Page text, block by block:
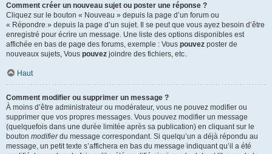
Comment créer un nouveau sujet ou poster une réponse ?
Cliquez sur le bouton « Nouveau » depuis la page d’un forum ou
« Répondre » depuis la page d’un sujet. Il se peut que vous ayez besoin d’être
enregistré pour écrire un message. Une liste des options disponibles est
affichée en bas de page des forums, exemple : Vous pouvez poster de
nouveaux sujets, Vous pouvez joindre des fichiers, etc.
Haut
Comment modifier ou supprimer un message ?
À moins d’être administrateur ou modérateur, vous ne pouvez modifier ou
supprimer que vos propres messages. Vous pouvez modifier un message
(quelquefois dans une durée limitée après sa publication) en cliquant sur le
bouton modifierdu message correspondant. Si quelqu’un a déjà répondu au
message, un petit texte s’affichera en bas du message indiquant qu’il a été